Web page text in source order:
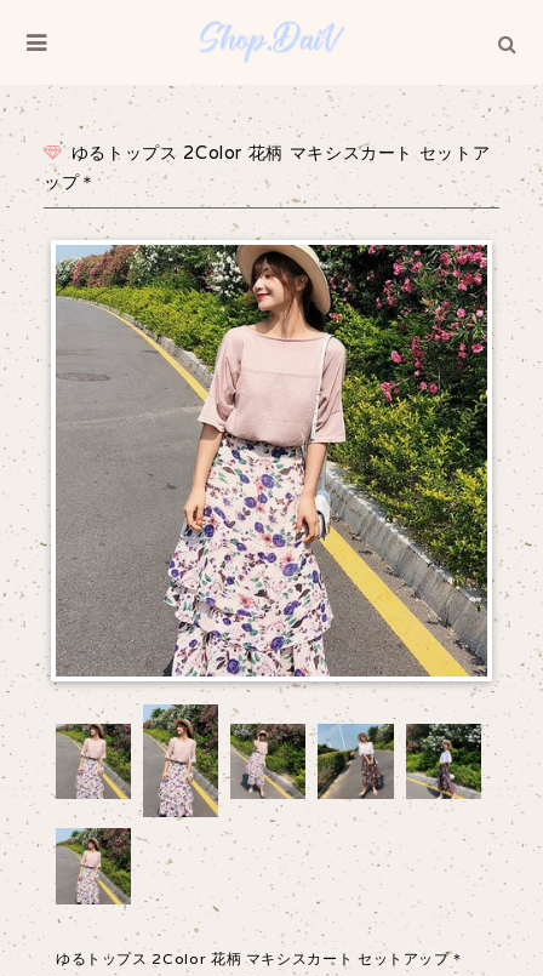
ゆるトップス 2Color 花柄 マキシスカート セットア
ップ＊
ゆるトップス 2Color 花柄 マキシスカート セットアップ＊